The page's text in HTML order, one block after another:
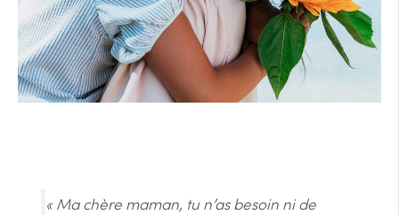
« Ma chère maman, tu n’as besoin ni de